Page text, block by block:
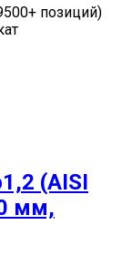
позиций)
(AISI
мм,